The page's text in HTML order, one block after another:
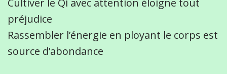
Cultiver le Qi avec attention éloigne tout
préjudice
Rassembler l’énergie en ployant le corps est
source d’abondance